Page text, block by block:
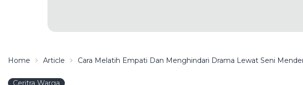
Home Article Cara Melatih Empati Dan Menghindari Drama Lewat Seni
Ceritra Warga